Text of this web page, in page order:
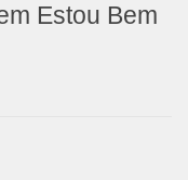
Estou Bem